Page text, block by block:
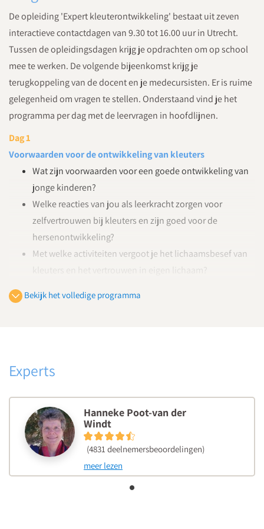
De opleiding 'Expert kleuterontwikkeling' bestaat uit zeven
interactieve contactdagen van 9.30 tot 16.00 uur in Utrecht.
Tussen de opleidingsdagen krijg je opdrachten om op school
mee te werken. De volgende bijeenkomst krijg je
terugkoppeling van de docent en je medecursisten. Er is ruime
gelegenheid om vragen te stellen. Onderstaand vind je het
programma per dag met de leervragen in hoofdlijnen.
Dag 1
Voorwaarden voor de ontwikkeling van kleuters
Wat zijn voorwaarden voor een goede ontwikkeling van
jonge kinderen?
Welke reacties van jou als leerkracht zorgen voor
zelfvertrouwen bij kleuters en zijn goed voor de
hersenontwikkeling?
Met welke activiteiten vergoot je het lichaamsbesef van
Dag 2
schrijfproces en een goede pengreep?
oog-handcoördinatie te komen?
Dag 3
De zintuiglijke ontwikkeling
Waarom is de zintuiglijke ontwikkeling belangrijk voor
de sensomotorische ontwikkeling en de cognitieve
Bekijk het volledige programma
Experts
Hanneke Poot-van der
Windt
(4831 deelnemersbeoordelingen)
meer lezen